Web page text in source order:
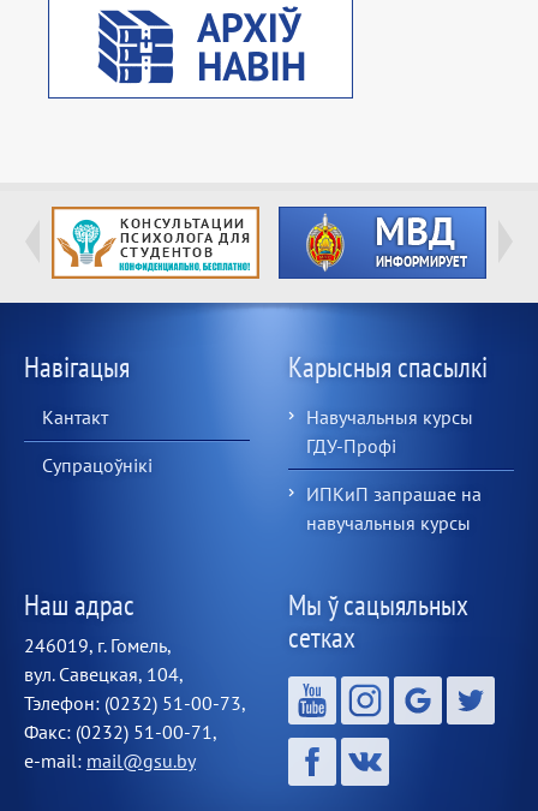
Навігацыя
Кантакт
Супрацоўнікі
Карысныя спасылкі
Навучальныя курсы
ГДУ-Профі
ИПКиП запрашае на
навучальныя курсы
Наш адрас
246019, г. Гомель,
вул. Савецкая, 104,
Тэлефон: (0232) 51-00-73,
Факс: (0232) 51-00-71,
e-mail: mail@gsu.by
Мы ў сацыяльных
сетках